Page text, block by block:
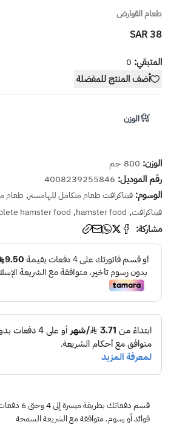
طعام القوارض
38 SAR
المتبقي: 0
أضف المنتج للمفضلة
الوزن
الوزن: 800 جم
رقم الموديل: 4008239255846
الوسوم: فيتاكرافت طعام متكامل للهامستر, طعام
فيتاكرافت,
hamster food
,
hamster food
مشاركة:
قسم دفعاتك بطريقة
فوائد أو رسوم. متوافقة مع الشريعة السمحة